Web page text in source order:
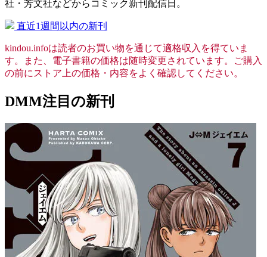
社・芳文社などからコミック新刊配信日。
直近1週間以内の新刊
kindou.infoは読者のお買い物を通じて適格収入を得ていま
す。また、電子書籍の価格は随時変更されています。ご購入
の前にストア上の価格・内容をよく確認してください。
DMM注目の新刊